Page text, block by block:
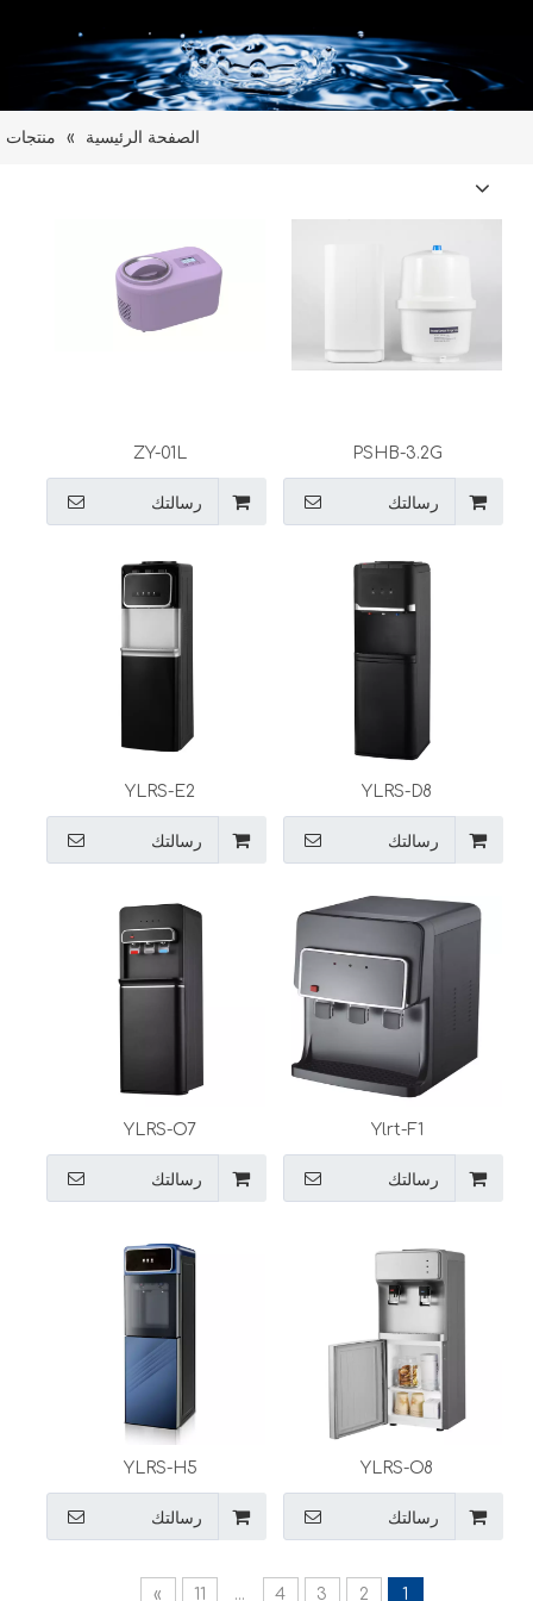
الصفحة الرئيسية » منتجات
PSHB-3.2G
رسالتك
ZY-01L
رسالتك
YLRS-D8
رسالتك
YLRS-E2
رسالتك
Ylrt-F1
رسالتك
YLRS-O7
رسالتك
YLRS-O8
رسالتك
YLRS-H5
رسالتك
1
2
3
4
...
11
»